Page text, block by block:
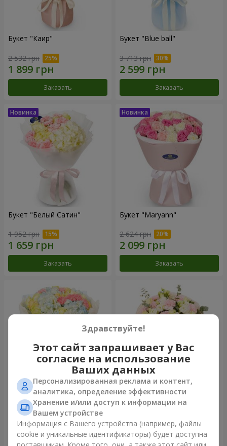
Букет "Каир"
2 532 грн
Заказать
Букет "Blue ball"
3 713 грн
Заказать
Букет "Белый Сатин"
1 952 грн
Заказать
Букет "Maryann"
2 624 грн
Заказать
Букет "Небесная лазурь"
5 537 грн
Заказать
Букет "Secret"
Заказать
Здравствуйте!
Этот сайт запрашивает у Вас
согласие на использование
Ваших данных
Персонализированная реклама и контент,
аналитика, определение эффективности
Хранение и/или доступ к информации на
Вашем устройстве
Информация с Вашего устройства (например, файлы
cookie и уникальные идентификаторы) будет доступна